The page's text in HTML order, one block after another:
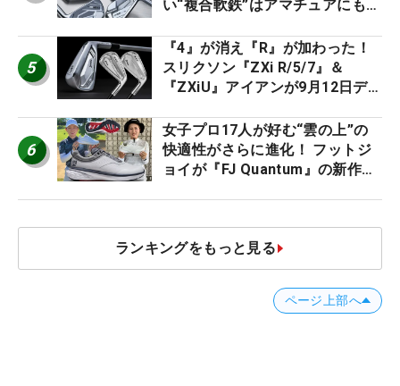
い“複合軟鉄”はアマチュアにもオ
5
『4』が消え『R』が加わった！
スリクソン『ZXi R/5/7』＆
『ZXiU』アイアンが9月12日デ
6
女子プロ17人が好む“雲の上”の
快適性がさらに進化！ フットジ
ョイが『FJ Quantum』の新作を
ランキングをもっと見る
ページ上部へ